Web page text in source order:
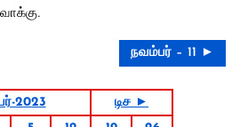
நவம்பர் – 11 ►
2023
டிச ►